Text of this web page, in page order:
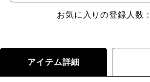
お気に入りの登録人数：
アイテム詳細